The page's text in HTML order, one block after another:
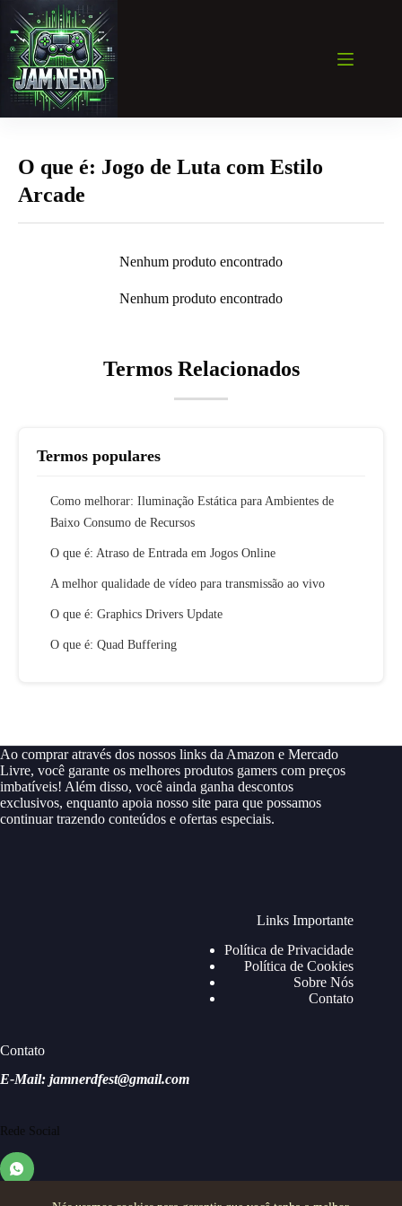
para
conteúdo
O que é: Jogo de Luta com Estilo
Arcade
Nenhum produto encontrado
Nenhum produto encontrado
Termos Relacionados
Termos populares
Como melhorar: Iluminação Estática para Ambientes de
Baixo Consumo de Recursos
O que é: Atraso de Entrada em Jogos Online
A melhor qualidade de vídeo para transmissão ao vivo
O que é: Graphics Drivers Update
O que é: Quad Buffering
Ao comprar através dos nossos links da Amazon e Mercado
Livre, você garante os melhores produtos gamers com preços
imbatíveis! Além disso, você ainda ganha descontos
exclusivos, enquanto apoia nosso site para que possamos
continuar trazendo conteúdos e ofertas especiais.
Links Importante
Política de Privacidade
Política de Cookies
Sobre Nós
Contato
Contato
E-Mail: jamnerdfest@gmail.com
Rede Social